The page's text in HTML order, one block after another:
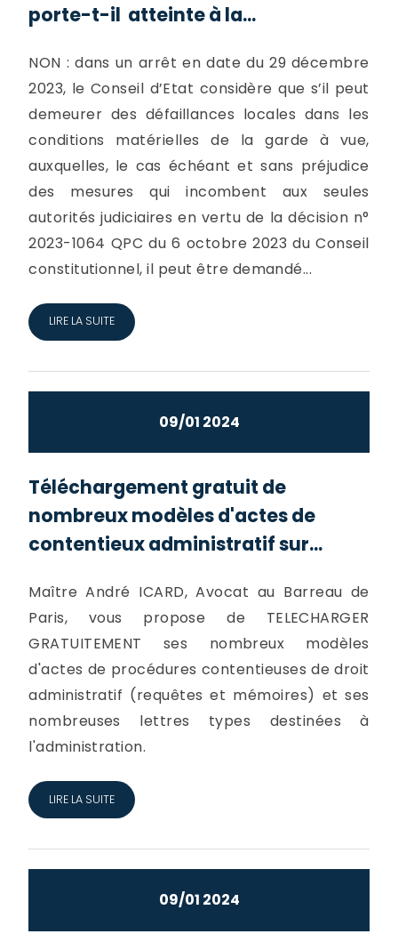
porte-t-il atteinte à la...
NON : dans un arrêt en date du 29 décembre
2023, le Conseil d’Etat considère que s’il peut
demeurer des défaillances locales dans les
conditions matérielles de la garde à vue,
auxquelles, le cas échéant et sans préjudice
des mesures qui incombent aux seules
autorités judiciaires en vertu de la décision n°
2023-1064 QPC du 6 octobre 2023 du Conseil
constitutionnel, il peut être demandé...
LIRE LA SUITE
09/01 2024
Téléchargement gratuit de
nombreux modèles d'actes de
contentieux administratif sur...
Maître André ICARD, Avocat au Barreau de
Paris, vous propose de TELECHARGER
GRATUITEMENT ses nombreux modèles
d'actes de procédures contentieuses de droit
administratif (requêtes et mémoires) et ses
nombreuses lettres types destinées à
l'administration.
LIRE LA SUITE
09/01 2024